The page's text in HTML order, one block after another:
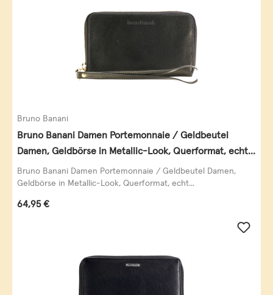
Bruno Banani
Bruno Banani Damen Portemonnaie / Geldbeutel
Damen, Geldbörse in Metallic-Look, Querformat, echt
Leder, schwarz-gold
Bruno Banani Damen Portemonnaie / Geldbeutel Damen,
Geldbörse in Metallic-Look, Querformat, echt...
Regulärer Preis:
64,95 €